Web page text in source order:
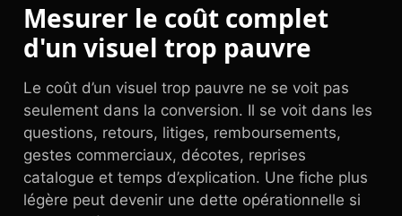
Mesurer le coût complet
d'un visuel trop pauvre
Le coût d’un visuel trop pauvre ne se voit pas
seulement dans la conversion. Il se voit dans les
questions, retours, litiges, remboursements,
gestes commerciaux, décotes, reprises
catalogue et temps d’explication. Une fiche plus
légère peut devenir une dette opérationnelle si